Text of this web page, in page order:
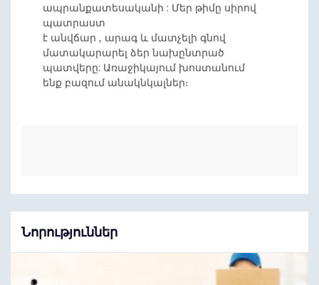
ապրանքատեսականի : Մեր թիմը սիրով
պատրաստ
է անվճար , արագ և մատչելի գնով
մատակարարել ձեր նախընտրած
պատվերը: Առաջիկայում խոստանում
ենք բազում անակնկալներ։
Նորություններ